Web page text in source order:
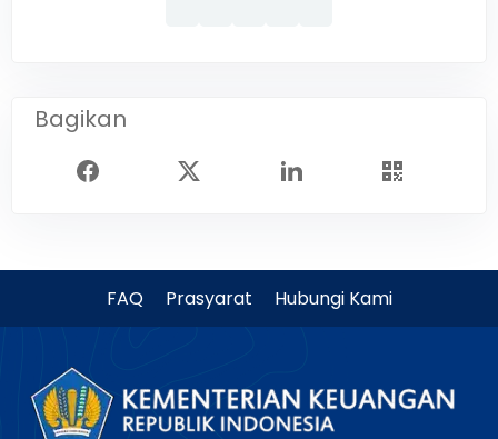
Bagikan
FAQ Prasyarat Hubungi Kami